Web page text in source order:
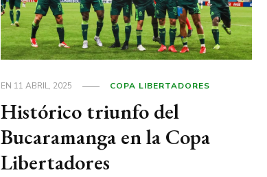
EN 11 ABRIL, 2025 COPA LIBERTADORES
Histórico triunfo del
Bucaramanga en la Copa
Libertadores